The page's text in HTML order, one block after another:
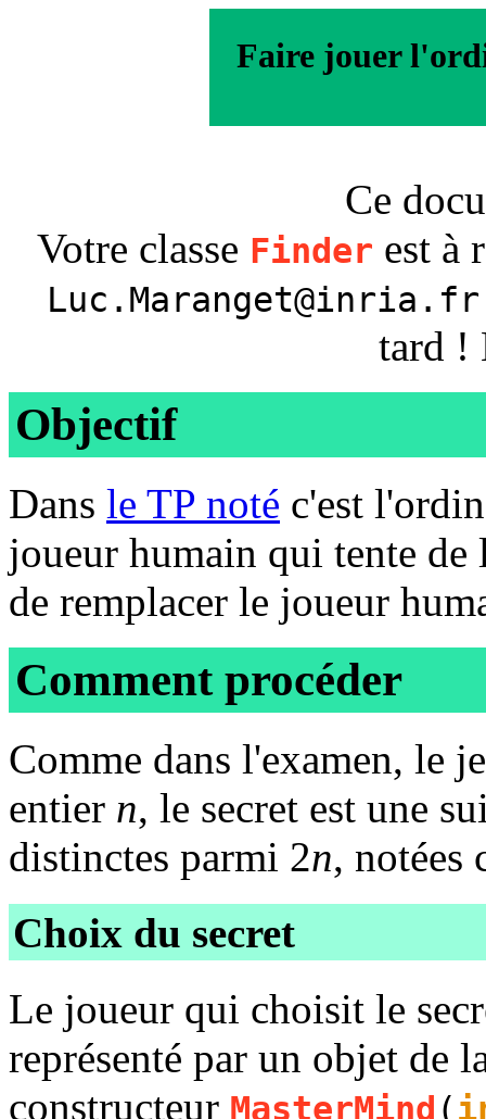
Faire jouer
Ce
Votre classe Finder est à
Luc.Maranget@inria.fr
tard !
Objectif
Dans le TP noté c'est
joueur humain qui tente
de remplacer le joueur
Comment procéder
Comme dans l'examen, le
entier n, le secret est une
distinctes parmi 2n, notées
Choix du secret
Le joueur qui choisit le
représenté par un objet de
constructeur MasterMind (